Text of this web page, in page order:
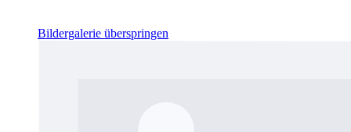
Bildergalerie überspringen